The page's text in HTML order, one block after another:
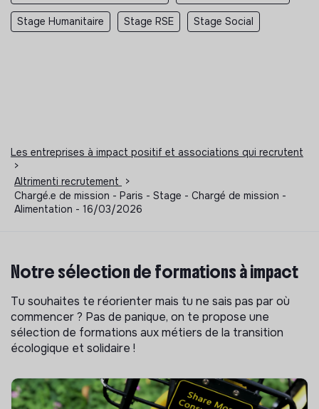
Stage Humanitaire Stage RSE Stage Social
Les entreprises à impact positif et associations qui recrutent
>
Altrimenti recrutement
>
Chargé.e de mission - Paris - Stage - Chargé de mission -
Alimentation - 16/03/2026
Notre sélection de formations à impact
Tu souhaites te réorienter mais tu ne sais pas par où
commencer ? Pas de panique, on te propose une
sélection de formations aux métiers de la transition
écologique et solidaire !